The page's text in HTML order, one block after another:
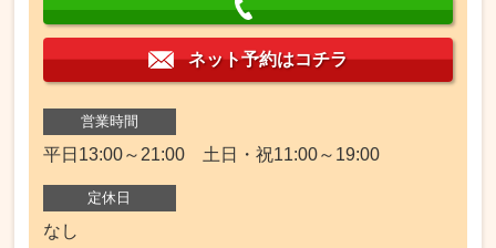
ネット予約はコチラ
営業時間
平日13:00～21:00 土日・祝11:00～19:00
定休日
なし